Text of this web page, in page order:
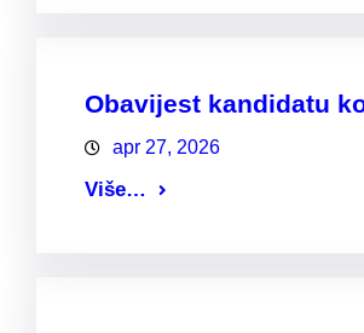
Obavijest kandidatu
apr 27, 2026
Više…